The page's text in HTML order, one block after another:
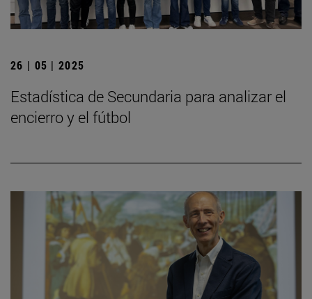
26 | 05 | 2025
Estadística de Secundaria para analizar el
encierro y el fútbol